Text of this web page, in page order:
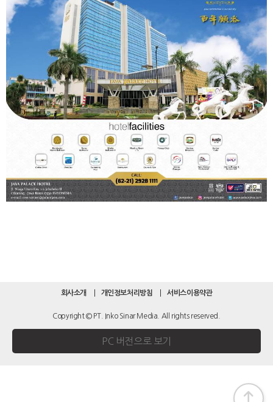
회사소개 개인정보처리방침 서비스이용약관
Copyright © PT. Inko Sinar Media. All rights reserved.
PC 버전으로 보기